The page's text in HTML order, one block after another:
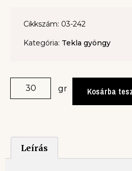
Cikkszám: 03-242
Kategória: Tekla gyöngy
gr Kosárba
Leírás